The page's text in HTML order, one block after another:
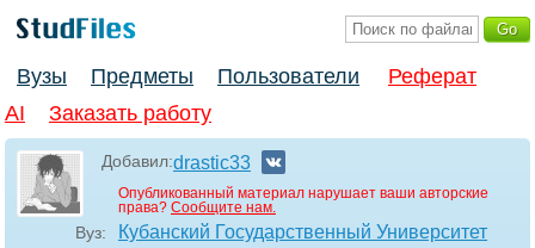
Вузы Предметы Пользователи
Реферат
AI
Заказать работу
Добавил:drastic33
Опубликованный материал нарушает ваши авторские
права? Сообщите нам.
Вуз: Кубанский Государственный Университет